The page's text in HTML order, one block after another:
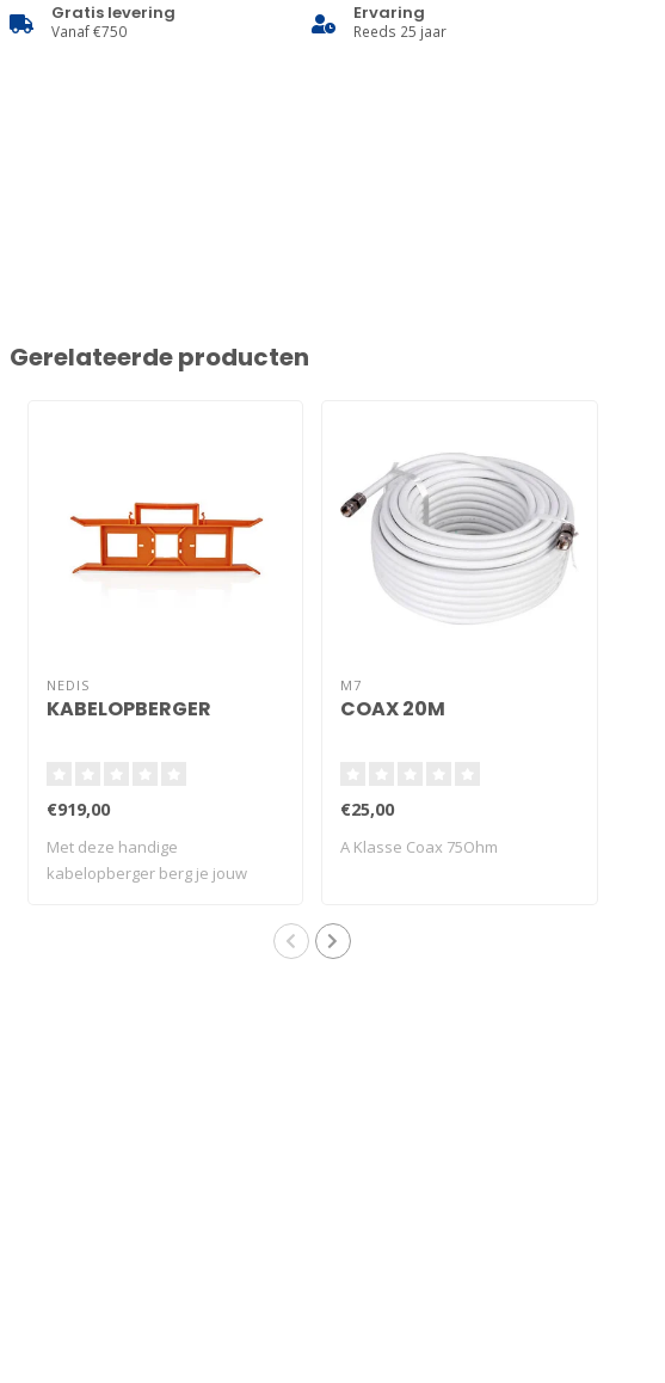
Gratis levering
Vanaf €750
Ervaring
Reeds 25 jaar
Gerelateerde producten
NEDIS
KABELOPBERGER
€919,00
Met deze handige
kabelopberger berg je jouw
M7
COAX 20M
€25,00
A Klasse Coax 75Ohm